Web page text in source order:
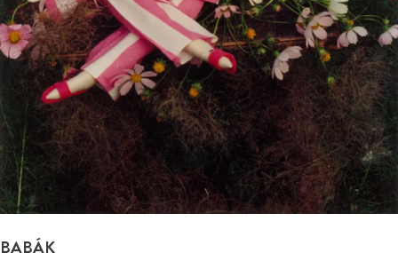
BABÁK